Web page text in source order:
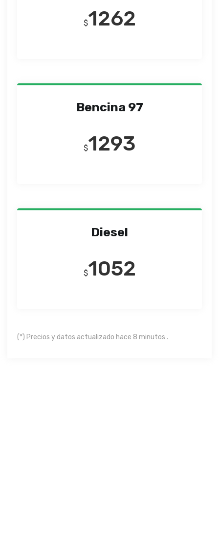
$1262
Bencina 97
$1293
Diesel
$1052
(*) Precios y datos actualizado hace 8 minutos .